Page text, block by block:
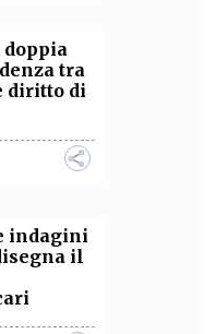
tra
diritto di
indagini
il